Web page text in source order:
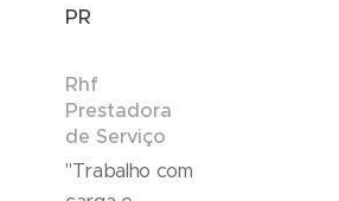
PR
Rhf
Prestadora
de Serviço
"Trabalho com